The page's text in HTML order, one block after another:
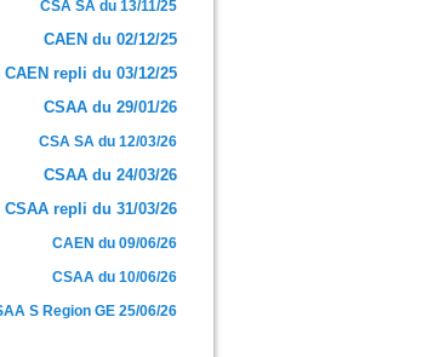
CSA SA du 13/11/25
CAEN du 02/12/25
CAEN repli du 03/12/25
CSAA du 29/01/26
CSA SA du 12/03/26
CSAA du 24/03/26
CSAA repli du 31/03/26
CAEN du 09/06/26
CSAA du 10/06/26
S Region GE 25/06/26